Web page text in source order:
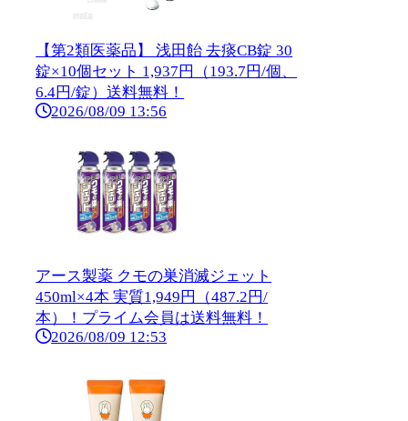
【第2類医薬品】 浅田飴 去痰CB錠 30
錠×10個セット 1,937円（193.7円/個、
6.4円/錠）送料無料！
2026/08/09 13:56
アース製薬 クモの巣消滅ジェット
450ml×4本 実質1,949円（487.2円/
本）！プライム会員は送料無料！
2026/08/09 12:53